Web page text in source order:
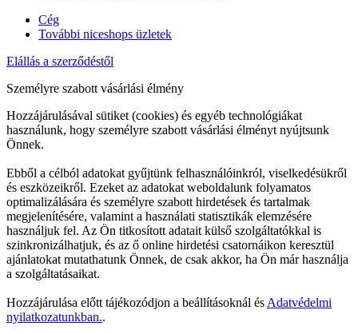
Cég
További niceshops üzletek
Elállás a szerződéstől
Személyre szabott vásárlási élmény
Hozzájárulásával sütiket (cookies) és egyéb technológiákat
használunk, hogy személyre szabott vásárlási élményt nyújtsunk
Önnek.
Ebből a célból adatokat gyűjtünk felhasználóinkról, viselkedésükről
és eszközeikről. Ezeket az adatokat weboldalunk folyamatos
optimalizálására és személyre szabott hirdetések és tartalmak
megjelenítésére, valamint a használati statisztikák elemzésére
használjuk fel. Az Ön titkosított adatait külső szolgáltatókkal is
szinkronizálhatjuk, és az ő online hirdetési csatornáikon keresztül
ajánlatokat mutathatunk Önnek, de csak akkor, ha Ön már használja
a szolgáltatásaikat.
Hozzájárulása előtt tájékozódjon a beállításoknál és Adatvédelmi
nyilatkozatunkban..